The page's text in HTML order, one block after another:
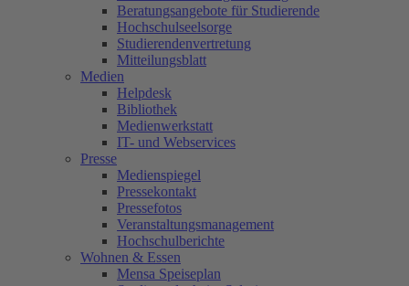
Beratungsangebote für Studierende
Hochschulseelsorge
Studierendenvertretung
Mitteilungsblatt
Medien
Helpdesk
Bibliothek
Medienwerkstatt
IT- und Webservices
Presse
Medienspiegel
Pressekontakt
Pressefotos
Veranstaltungsmanagement
Hochschulberichte
Wohnen & Essen
Mensa Speiseplan